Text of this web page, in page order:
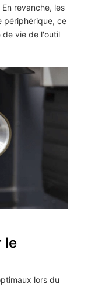
revanche, les
périphérique, ce
vie de l'outil
le
lors du